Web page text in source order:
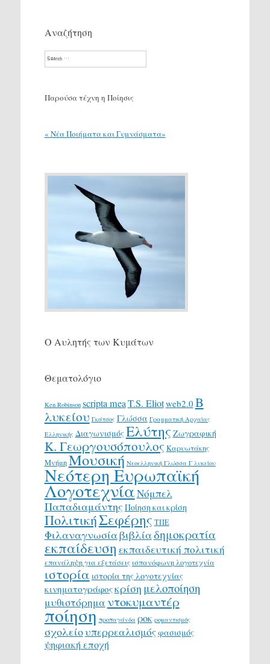
Αναζήτηση
Search
Παρούσα τέχνη η Ποίησις
« Νέα Ποιήματα και Γυμνάσματα»
Ο Αυλητής των Κυμάτων
Θεματολόγιο
Ken Robinson scripta meaT.S. Eliotweb2.0 Β
λυκείου Γκάτσος Γλώσσα Γραμματική Αρχαίας
Ελληνικής ΔιαγωνισμόςΕλύτης Ζωγραφική
Κ. Γεωργουσόπουλος Καρυωτάκης
ΜνήμηΜουσική Νεοελληνική Γλώσσα Γ λυκείου
Νεότερη Ευρωπαϊκή
ΛογοτεχνίαΝόμπελ
Παπαδιαμάντης Ποίηση και κρίση
ΠολιτικήΣεφέρης ΤΠΕ
Φιλαναγνωσίαβιβλίαδημοκρατία
εκπαίδευση εκπαιδευτική πολιτική
επανάληψη για εξετάσεις ισπανόφωνη λογοτεχνία
ιστορία ιστορία της λογοτεχνίας
κινηματογράφοςκρίση μελοποίηση
μυθιστόρημα ντοκυμαντέρ
ποίηση προπαγάνδα ροκ ρομαντισμός
σχολείουπερρεαλισμόςφασισμός
ψηφιακή εποχή